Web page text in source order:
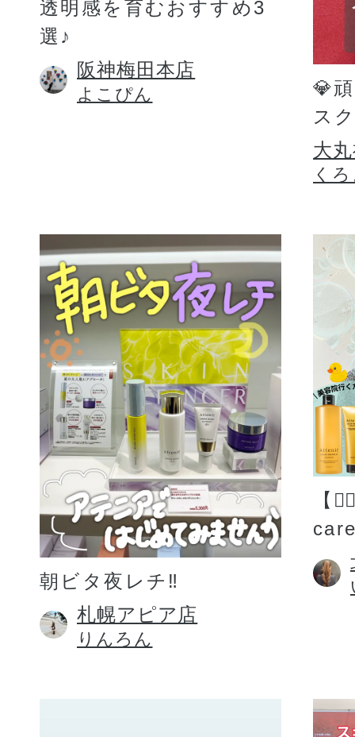
透明感を育むおすすめ3
選♪
阪神梅田本店
よこぴん
💎
ス
大
く
朝ビタ夜レチ‼️
札幌アピア店
りんろん
【